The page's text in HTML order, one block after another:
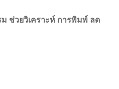
ม ช่วยวิเคราะห์ การพิมพ์ ลด